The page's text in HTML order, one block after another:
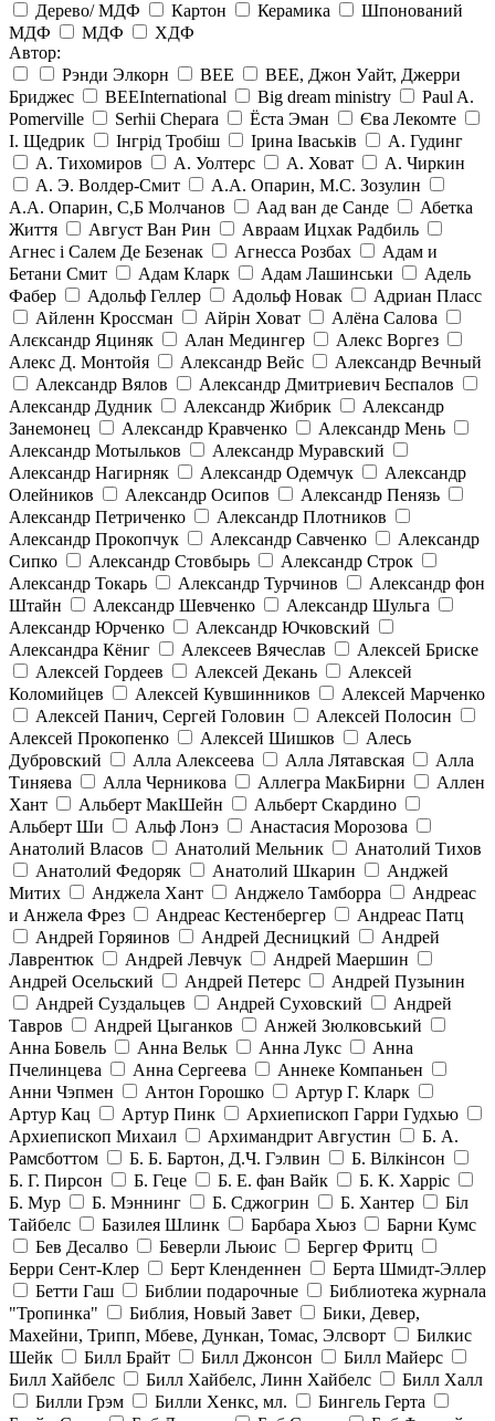
Дерево/ МДФ
Картон Керамика
Шпонований
МДФ
МДФ
ХДФ
Автор:
Рэнди Элкорн
BEE
BEE, Джон Уайт, Джерри
Бриджес
BEEInternational Big dream ministry
Paul A.
Pomerville
Serhii Chepara Ёста Эман
Єва Лекомте
І. Щедрик
Інгрід Тробіш Ірина Іваськів
А. Гудинг
А. Тихомиров
А. Уолтерс А. Ховат
А. Чиркин
А. Э. Волдер-Смит
А.А. Опарин, М.С. Зозулин
А.А. Опарин, С,Б Молчанов
Аад ван де Санде
Абетка
Життя
Август Ван Рин
Авраам Ицхак Радбиль
Агнес і Салем Де Безенак
Агнесса Розбах
Адам и
Бетани Смит
Адам Кларк Адам Лашинськи
Адель
Фабер
Адольф Геллер Адольф Новак
Адриан Пласс
Айленн Кроссман
Айрін Ховат
Алёна Салова
Алєксандр Яциняк
Алан Медингер
Алекс Воргез
Алекс Д. Монтойя
Александр Вейс
Александр Вечный
Александр Вялов
Александр Дмитриевич Беспалов
Александр Дудник
Александр Жибрик
Александр
Занемонец
Александр Кравченко
Александр Мень
Александр Мотыльков
Александр Муравский
Александр Нагирняк
Александр Одемчук
Александр
Олейников
Александр Осипов
Александр Пенязь
Александр Петриченко
Александр Плотников
Александр Прокопчук
Александр Савченко
Александр
Сипко
Александр Стовбырь
Александр Строк
Александр Токарь
Александр Турчинов
Александр фон
Штайн
Александр Шевченко
Александр Шульга
Александр Юрченко
Александр Ючковский
Александра Кёниг
Алексеев Вячеслав
Алексей Бриске
Алексей Гордеев
Алексей Декань
Алексей
Коломийцев
Алексей Кувшинников
Алексей Марченко
Алексей Панич, Сергей Головин
Алексей Полосин
Алексей Прокопенко
Алексей Шишков
Алесь
Дубровский
Алла Алексеева Алла Лятавская
Алла
Тиняева
Алла Черникова Аллегра МакБирни
Аллен
Хант
Альберт МакШейн
Альберт Скардино
Альберт Ши
Альф Лонэ
Анастасия Морозова
Анатолий Власов
Анатолий Мельник
Анатолий Тихов
Анатолий Федоряк
Анатолий Шкарин
Анджей
Митих
Анджела Хант Анджело Тамборра
Андреас
и Анжела Фрез
Андреас Кестенбергер
Андреас Патц
Андрей Горяинов
Андрей Десницкий
Андрей
Лаврентюк
Андрей Левчук
Андрей Маершин
Андрей Осельский
Андрей Петерс
Андрей Пузынин
Андрей Суздальцев
Андрей Суховский
Андрей
Тавров
Андрей Цыганков
Анжей Зюлковський
Анна Бовель
Анна Вельк Анна Лукс
Анна
Пчелинцева
Анна Сергеева
Аннеке Компаньен
Анни Чэпмен
Антон Горошко
Артур Г. Кларк
Артур Кац
Артур Пинк
Архиепископ Гарри Гудхью
Архиепископ Михаил
Архимандрит Августин
Б. А.
Рамсботтом
Б. Б. Бартон, Д.Ч. Гэлвин
Б. Вілкінсон
Б. Г. Пирсон
Б. Геце Б. Е. фан Вайк
Б. К. Харріс
Б. Мур
Б. Мэннинг Б. Сджогрин Б. Хантер
Біл
Тайбелс
Базилея Шлинк Барбара Хьюз
Барни Кумс
Бев Десалво
Беверли Льюис
Бергер Фритц
Берри Сент-Клер
Берт Кленденнен
Берта Шмидт-Эллер
Бетти Гаш
Библии подарочные
Библиотека журнала
"Тропинка"
Библия, Новый Завет
Бики, Девер,
Махейни, Трипп, Мбеве, Дункан, Томас, Элсворт
Билкис
Шейк
Билл Брайт Билл Джонсон
Билл Майерс
Билл Хайбелс
Билл Хайбелс, Линн Хайбелс
Билл Халл
Билли Грэм
Билли Хенкс, мл.
Бингель Герта